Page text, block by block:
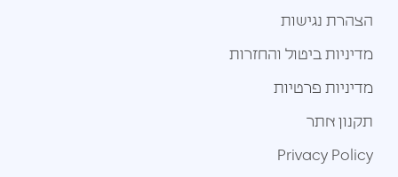
הצהרת נגישות
מדיניות ביטול והחזרות
מדיניות פרטיות
תקנון אתר
Privacy Policy